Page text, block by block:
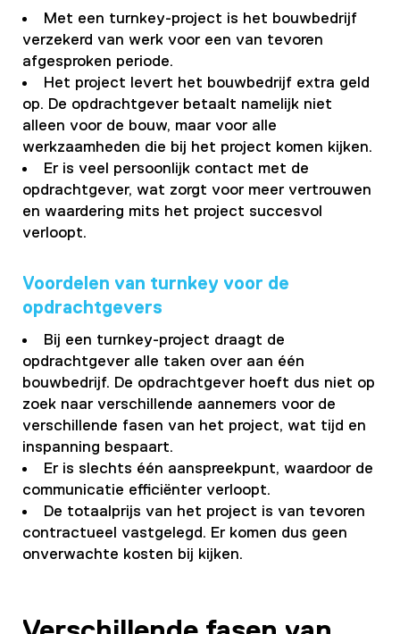
Met een turnkey-project is het bouwbedrijf
verzekerd van werk voor een van tevoren
afgesproken periode.
Het project levert het bouwbedrijf extra geld
op. De opdrachtgever betaalt namelijk niet
alleen voor de bouw, maar voor alle
werkzaamheden die bij het project komen kijken.
Er is veel persoonlijk contact met de
opdrachtgever, wat zorgt voor meer vertrouwen
en waardering mits het project succesvol
verloopt.
Voordelen van turnkey voor de
opdrachtgevers
Bij een turnkey-project draagt de
opdrachtgever alle taken over aan één
bouwbedrijf. De opdrachtgever hoeft dus niet op
zoek naar verschillende aannemers voor de
verschillende fasen van het project, wat tijd en
inspanning bespaart.
Er is slechts één aanspreekpunt, waardoor de
communicatie efficiënter verloopt.
De totaalprijs van het project is van tevoren
contractueel vastgelegd. Er komen dus geen
onverwachte kosten bij kijken.